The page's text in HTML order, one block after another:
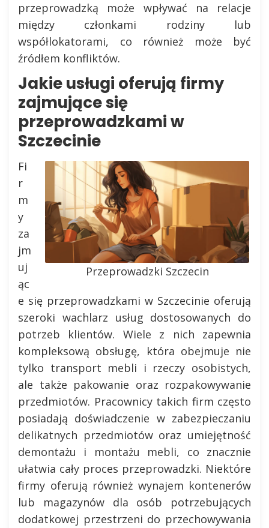
przeprowadzką może wpływać na relacje
między członkami rodziny lub
współlokatorami, co również może być
źródłem konfliktów.
Jakie usługi oferują firmy
zajmujące się
przeprowadzkami w
Szczecinie
Przeprowadzki Szczecin
Fi
r
m
y
za
jm
uj
ąc
e się przeprowadzkami w Szczecinie oferują
szeroki wachlarz usług dostosowanych do
potrzeb klientów. Wiele z nich zapewnia
kompleksową obsługę, która obejmuje nie
tylko transport mebli i rzeczy osobistych,
ale także pakowanie oraz rozpakowywanie
przedmiotów. Pracownicy takich firm często
posiadają doświadczenie w zabezpieczaniu
delikatnych przedmiotów oraz umiejętność
demontażu i montażu mebli, co znacznie
ułatwia cały proces przeprowadzki. Niektóre
firmy oferują również wynajem kontenerów
lub magazynów dla osób potrzebujących
dodatkowej przestrzeni do przechowywania